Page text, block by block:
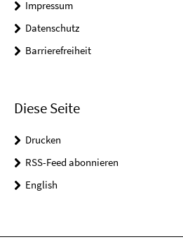
Impressum
Datenschutz
Barrierefreiheit
Diese Seite
Drucken
RSS-Feed abonnieren
English